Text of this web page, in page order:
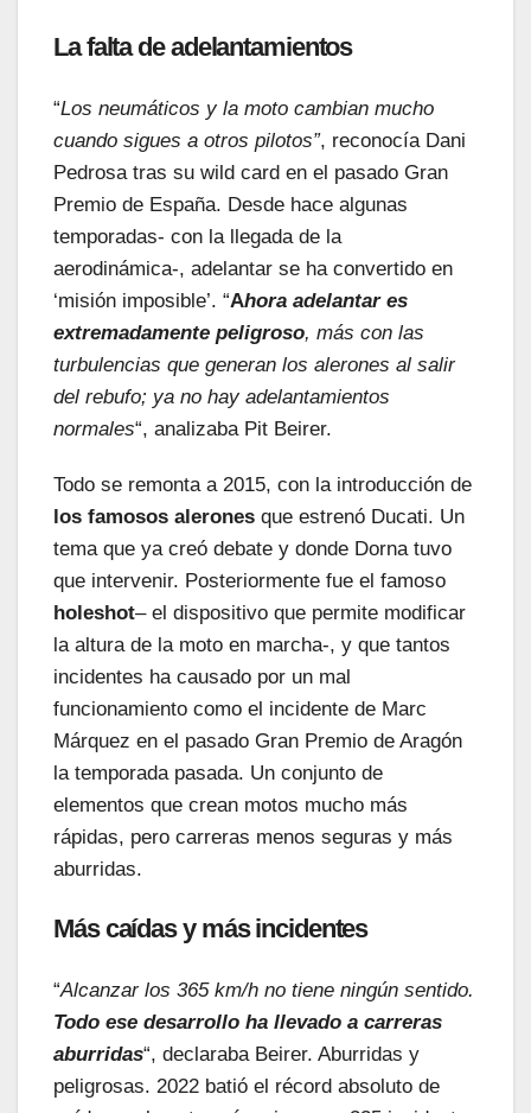
La falta de adelantamientos
“Los neumáticos y la moto cambian mucho
cuando sigues a otros pilotos”, reconocía Dani
Pedrosa tras su wild card en el pasado Gran
Premio de España. Desde hace algunas
temporadas- con la llegada de la
aerodinámica-, adelantar se ha convertido en
‘misión imposible’. “Ahora adelantar es
extremadamente peligroso, más con las
turbulencias que generan los alerones al salir
del rebufo; ya no hay adelantamientos
normales“, analizaba Pit Beirer.
Todo se remonta a 2015, con la introducción de
los famosos alerones que estrenó Ducati. Un
tema que ya creó debate y donde Dorna tuvo
que intervenir. Posteriormente fue el famoso
holeshot– el dispositivo que permite modificar
la altura de la moto en marcha-, y que tantos
incidentes ha causado por un mal
funcionamiento como el incidente de Marc
Márquez en el pasado Gran Premio de Aragón
la temporada pasada. Un conjunto de
elementos que crean motos mucho más
rápidas, pero carreras menos seguras y más
aburridas.
Más caídas y más incidentes
“Alcanzar los 365 km/h no tiene ningún sentido.
Todo ese desarrollo ha llevado a carreras
aburridas“, declaraba Beirer. Aburridas y
peligrosas. 2022 batió el récord absoluto de